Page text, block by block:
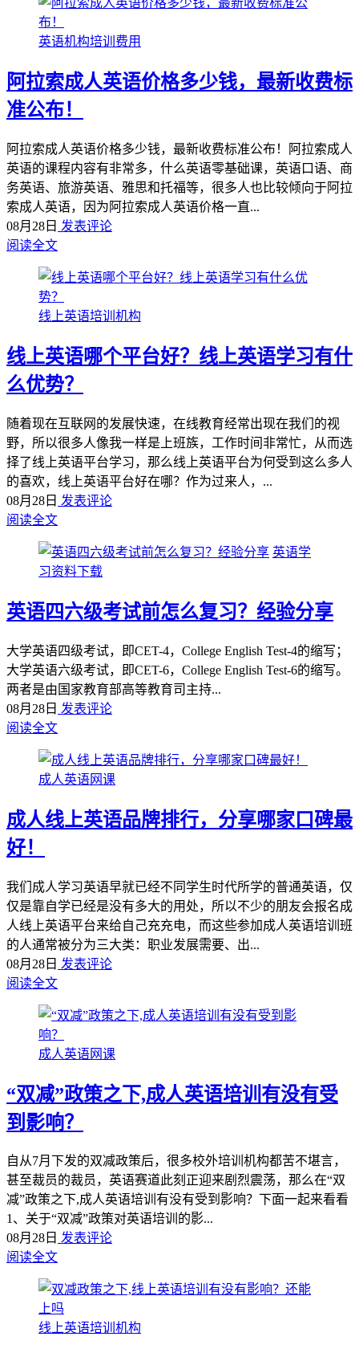
英语机构培训费用
阿拉索成人英语价格多少钱，最新收费标
准公布！
阿拉索成人英语价格多少钱，最新收费标准公布！阿拉索成人
英语的课程内容有非常多，什么英语零基础课，英语口语、商
务英语、旅游英语、雅思和托福等，很多人也比较倾向于阿拉
索成人英语，因为阿拉索成人英语价格一直...
08月28日 发表评论
阅读全文
线上英语培训机构
线上英语哪个平台好？线上英语学习有什
么优势？
随着现在互联网的发展快速，在线教育经常出现在我们的视
野，所以很多人像我一样是上班族，工作时间非常忙，从而选
择了线上英语平台学习，那么线上英语平台为何受到这么多人
的喜欢，线上英语平台好在哪？作为过来人，...
08月28日 发表评论
阅读全文
英语学
习资料下载
英语四六级考试前怎么复习？经验分享
大学英语四级考试，即CET-4，College English Test-4的缩写；
大学英语六级考试，即CET-6，College English Test-6的缩写。
两者是由国家教育部高等教育司主持...
08月28日 发表评论
阅读全文
成人英语网课
成人线上英语品牌排行，分享哪家口碑最
好！
我们成人学习英语早就已经不同学生时代所学的普通英语，仅
仅是靠自学已经是没有多大的用处，所以不少的朋友会报名成
人线上英语平台来给自己充充电，而这些参加成人英语培训班
的人通常被分为三大类：职业发展需要、出...
08月28日 发表评论
阅读全文
成人英语网课
“双减”政策之下,成人英语培训有没有受
到影响？
自从7月下发的双减政策后，很多校外培训机构都苦不堪言，
甚至裁员的裁员，英语赛道此刻正迎来剧烈震荡，那么在“双
减”政策之下,成人英语培训有没有受到影响？下面一起来看看
1、关于“双减”政策对英语培训的影...
08月28日 发表评论
阅读全文
线上英语培训机构